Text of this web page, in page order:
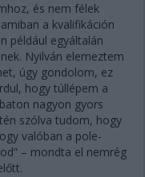
és nem félek
a kvalifikáción
például egyáltalán
Nyilván elemeztem
úgy gondolom, ez
hogy túllépem a
nagyon gyors
szólva tudom, hogy
valóban a pole-
– mondta el nemrég